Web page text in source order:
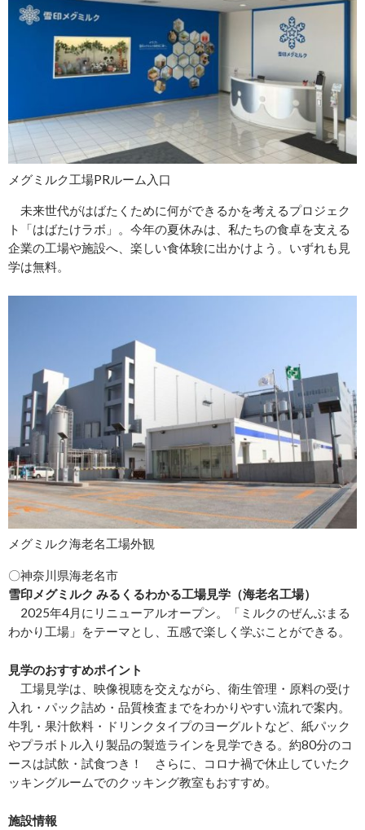
メグミルク工場PRルーム入口
未来世代がはばたくために何ができるかを考えるプロジェク
ト「はばたけラボ」。今年の夏休みは、私たちの食卓を支える
企業の工場や施設へ、楽しい食体験に出かけよう。いずれも見
学は無料。
メグミルク海老名工場外観
〇神奈川県海老名市
雪印メグミルク みるくるわかる工場見学（海老名工場）
2025年4月にリニューアルオープン。「ミルクのぜんぶまる
わかり工場」をテーマとし、五感で楽しく学ぶことができる。
見学のおすすめポイント
工場見学は、映像視聴を交えながら、衛生管理・原料の受け
入れ・パック詰め・品質検査までをわかりやすい流れで案内。
牛乳・果汁飲料・ドリンクタイプのヨーグルトなど、紙パック
やプラボトル入り製品の製造ラインを見学できる。約80分のコ
ースは試飲・試食つき！ さらに、コロナ禍で休止していたク
ッキングルームでのクッキング教室もおすすめ。
施設情報